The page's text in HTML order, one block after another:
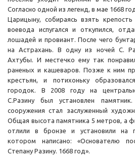
Согласно одной из легенд, в мае 1668
Царицыну, собираясь взять
воевода испугался и откупился,
лошадей и провиант. После чего
на Астрахань. В одну из ночей С.
Ахтубы. И местечко ему так
раненых и кашеваров. Позже к ним
крестьян, и потихоньку
городок. В 2008 году на
С.Разину был установлен
сооружения стал заслуженный
Общая высота памятника 5 метров, а
отлили в бронзе и установили на
котором написано: «Основателю
Степану Разину. 1668 год».